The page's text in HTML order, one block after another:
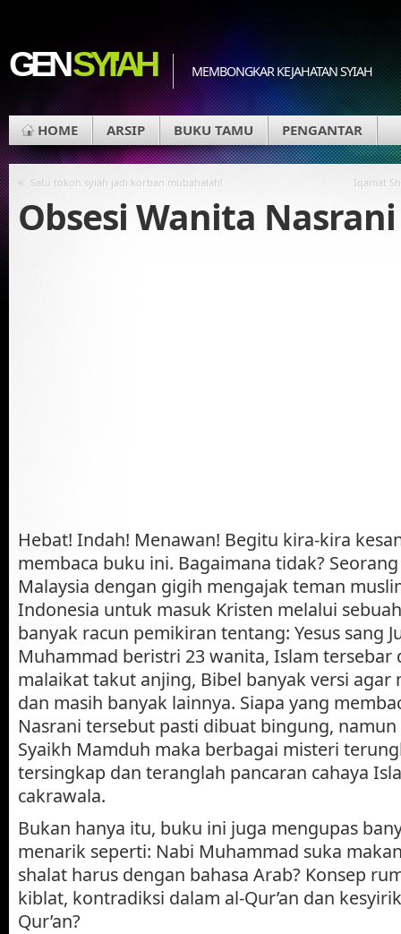
GENSYI'AH MEMBONGKAR KEJAHATAN SYIAH
HOME ARSIP BUKU TAMU PENGANTAR
« Satu tokoh syiah jadi korban mubahalah! Iqamat
Obsesi Wanita Nasrani
Hebat! Indah! Menawan! Begitu kira-kira
membaca buku ini. Bagaimana tidak?
Malaysia dengan gigih mengajak teman
Indonesia untuk masuk Kristen melalui
banyak racun pemikiran tentang: Yesus sang
Muhammad beristri 23 wanita, Islam tersebar
malaikat takut anjing, Bibel banyak versi agar
dan masih banyak lainnya. Siapa yang
Nasrani tersebut pasti dibuat bingung,
Syaikh Mamduh maka berbagai misteri
tersingkap dan teranglah pancaran cahaya
cakrawala.
Bukan hanya itu, buku ini juga mengupas
menarik seperti: Nabi Muhammad suka
shalat harus dengan bahasa Arab? Konsep
kiblat, kontradiksi dalam al-Qur’an dan
Qur’an?